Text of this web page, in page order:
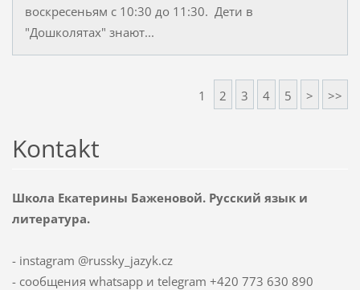
воскресеньям с 10:30 до 11:30. Дети в
"Дошколятах" знают...
1 2 3 4 5 > >>
Kontakt
Школа Екатерины Баженовой. Русский язык и
литература.
- instagram @russky_jazyk.cz
- сообщения whatsapp и telegram +420 773 630 890